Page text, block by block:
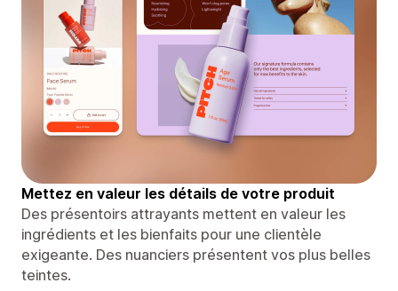
Mettez en valeur les détails de votre produit
Des présentoirs attrayants mettent en valeur les
ingrédients et les bienfaits pour une clientèle
exigeante. Des nuanciers présentent vos plus belles
teintes.